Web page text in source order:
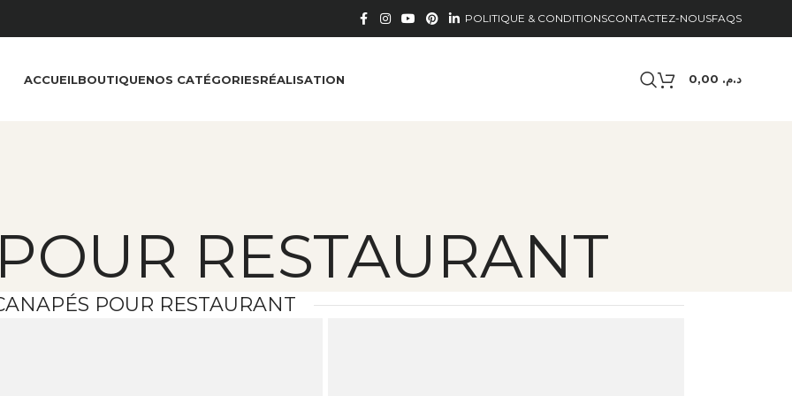
POLITIQUE & CONDITIONSCONTACTEZ-NOUSFAQS
ACCUEILBOUTIQUENOS CATÉGORIESRÉALISATION د.م.
RESTAURANT
POUR RESTAURANT